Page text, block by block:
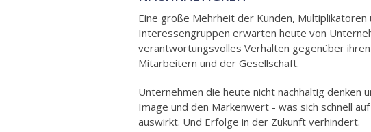
Eine große Mehrheit der Kunden, Multiplikatoren
Interessengruppen erwarten heute von
verantwortungsvolles Verhalten gegenüber
Mitarbeitern und der Gesellschaft.
Unternehmen die heute nicht nachhaltig denken
Image und den Markenwert - was sich schnell
auswirkt. Und Erfolge in der Zukunft verhindert.